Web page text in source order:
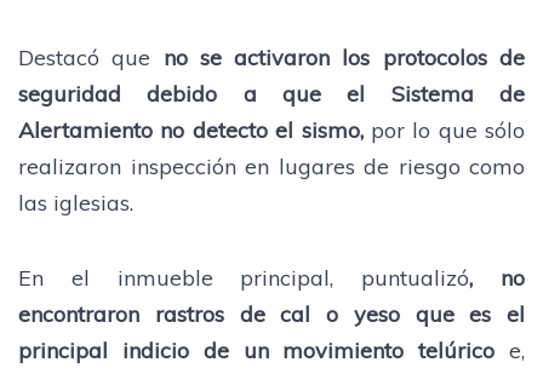
Destacó que no se activaron los protocolos de
seguridad debido a que el Sistema de
Alertamiento no detecto el sismo,por lo que sólo
realizaron inspección en lugares de riesgo como
las iglesias.
En el inmueble principal, puntualizó, no
encontraron rastros de cal o yeso que es el
principal indicio de un movimiento telúrico e,